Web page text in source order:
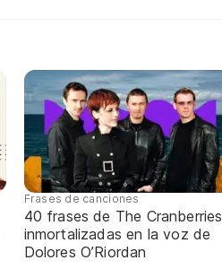
Frases de canciones
40 frases de The Cranberries
inmortalizadas en la voz de
Dolores O’Riordan